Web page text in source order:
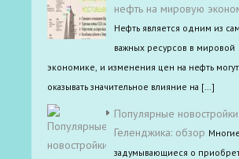
нефть на мировую
Нефть является одним из
важных ресурсов в мировой
экономике, и изменения цен на нефть могут
оказывать значительное влияние на […]
Популярные новостройки
Геленджика: обзор
задумывающиеся о